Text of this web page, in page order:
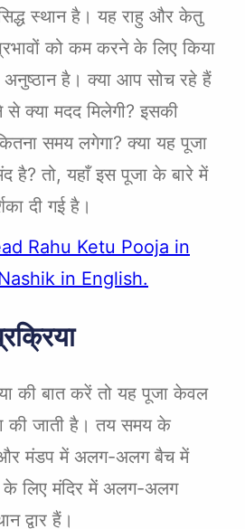
स्थान है। यह राहु और केतु
को कम करने के लिए किया
है। क्या आप सोच रहे हैं
क्या मदद मिलेगी? इसकी
समय लगेगा? क्या यह पूजा
है? तो, यहाँ इस पूजा के बारे में
दी गई है।
Rahu Ketu Pooja in
in English.
की बात करें तो यह पूजा केवल
की जाती है। तय समय के
और मंडप में अलग-अलग बैच में
लिए मंदिर में अलग-अलग
द्वार हैं।